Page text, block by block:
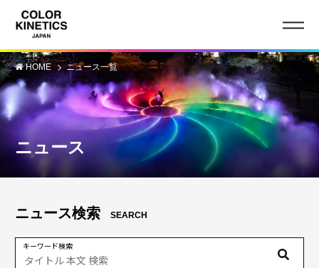
HOME ニュース一覧
ニュース
ニュース検索 SEARCH
キーワード検索